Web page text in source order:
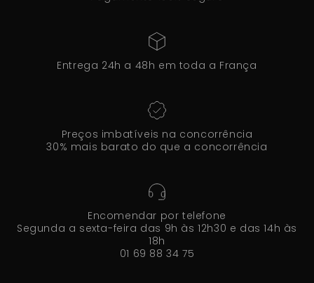
Entrega 24h a 48h em toda a França
Preços imbatíveis na concorrência
30% mais barato do que a concorrência
Encomendar por telefone
Segunda a sexta-feira das 9h às 12h30 e das 14h às
18h
01 69 88 34 75